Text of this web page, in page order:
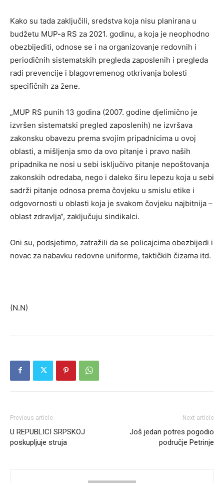
Kako su tada zaključili, sredstva koja nisu planirana u
budžetu MUP-a RS za 2021. godinu, a koja je neophodno
obezbijediti, odnose se i na organizovanje redovnih i
periodičnih sistematskih pregleda zaposlenih i pregleda
radi prevencije i blagovremenog otkrivanja bolesti
specifičnih za žene.
„MUP RS punih 13 godina (2007. godine djelimično je
izvršen sistematski pregled zaposlenih) ne izvršava
zakonsku obavezu prema svojim pripadnicima u ovoj
oblasti, a mišljenja smo da ovo pitanje i pravo naših
pripadnika ne nosi u sebi isključivo pitanje nepoštovanja
zakonskih odredaba, nego i daleko širu lepezu koja u sebi
sadrži pitanje odnosa prema čovjeku u smislu etike i
odgovornosti u oblasti koja je svakom čovjeku najbitnija –
oblast zdravlja“, zaključuju sindikalci.
Oni su, podsjetimo, zatražili da se policajcima obezbijedi i
novac za nabavku redovne uniforme, taktičkih čizama itd.
(N.N)
Previous article
U REPUBLICI SRPSKOJ
poskupljuje struja
Next article
Još jedan potres pogodio
područje Petrinje